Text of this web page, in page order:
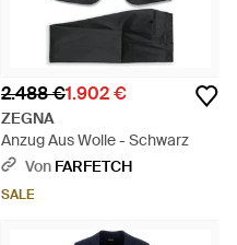
2.488 €1.902 €
ZEGNA
Anzug Aus Wolle - Schwarz
Von FARFETCH
SALE